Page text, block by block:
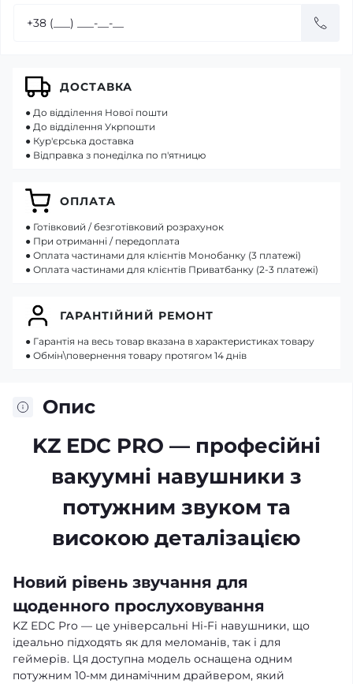
Опис
KZ EDC PRO — професійні
вакуумні навушники з
потужним звуком та
високою деталізацією
Новий рівень звучання для
щоденного прослуховування
KZ EDC Pro — це універсальні Hi-Fi навушники, що
ідеально підходять як для меломанів, так і для
геймерів. Ця доступна модель оснащена одним
потужним 10-мм динамічним драйвером, який
ДОСТАВКА
● До відділення Нової пошти
● До відділення Укрпошти
● Кур'єрська доставка
● Відправка з понеділка по п'ятницю
ОПЛАТА
● Готівковий / безготівковий розрахунок
● При отриманні / передоплата
● Оплата частинами для клієнтів Монобанку (3 платежі)
● Оплата частинами для клієнтів Приватбанку (2-3 платежі)
ГАРАНТІЙНИЙ РЕМОНТ
● Гарантія на весь товар вказана в характеристиках товару
● Обмін\повернення товару протягом 14 днів